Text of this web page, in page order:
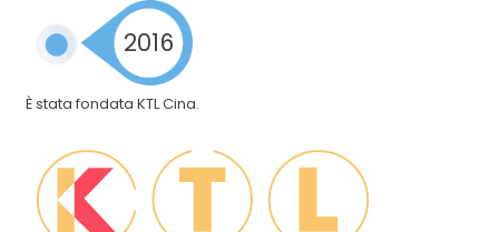
2016
È stata fondata KTL Cina.